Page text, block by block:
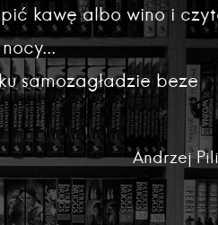
pić kawę albo wino i
samozagładzie beze
Andrzej